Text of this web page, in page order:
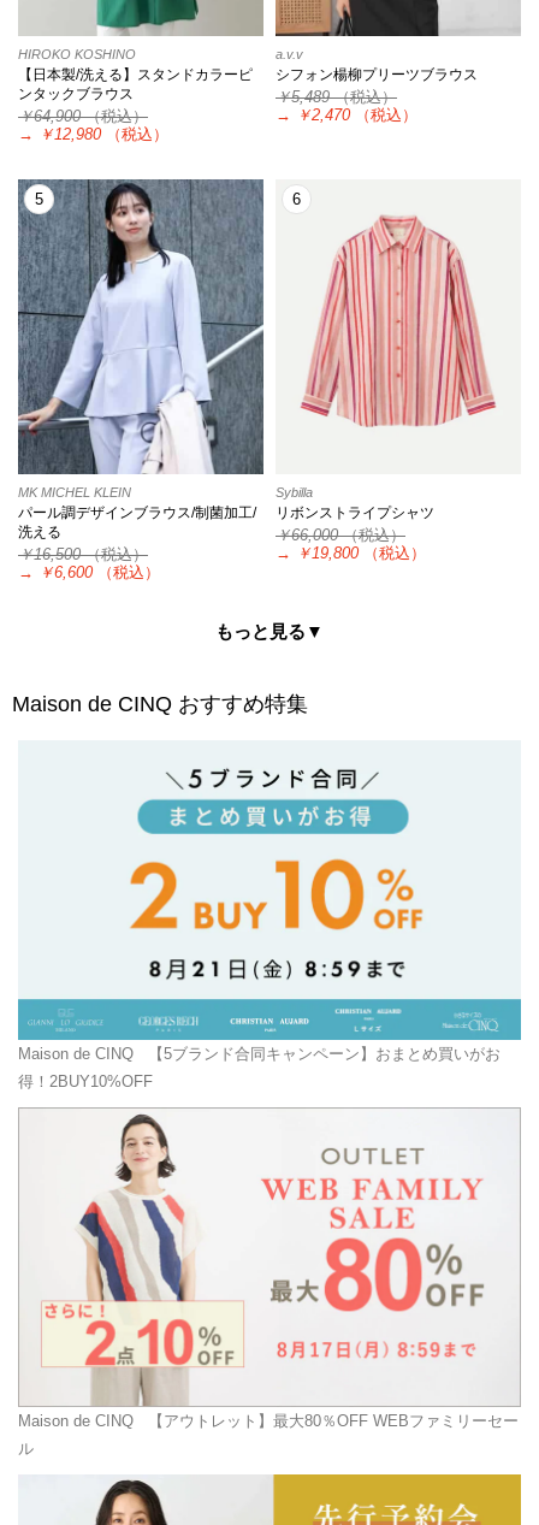
HIROKO KOSHINO
【日本製/洗える】スタンドカラーピ
ンタックブラウス
￥64,900（税込）
→
￥12,980 （税込）
a.v.v
シフォン楊柳プリーツブラウス
￥5,489（税込）
→
￥2,470 （税込）
5
MK MICHEL KLEIN
パール調デザインブラウス/制菌加工/
洗える
￥16,500（税込）
→
￥6,600 （税込）
6
Sybilla
リボンストライプシャツ
￥66,000（税込）
→
￥19,800 （税込）
もっと見る▼
Maison de CINQ おすすめ特集
Maison de CINQ 【5ブランド合同キャンペーン】おまとめ買いがお
得！2BUY10%OFF
Maison de CINQ 【アウトレット】最大80％OFF WEBファミリーセー
ル